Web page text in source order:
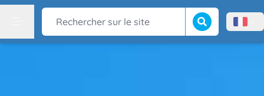
Rechercher sur le site Lancer la Menù